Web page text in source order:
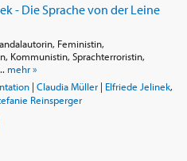
- Die Sprache von der Leine
Feministin,
Kommunistin, Sprachterroristin,
mehr »
| Claudia Müller| Elfriede Jelinek,
Reinsperger